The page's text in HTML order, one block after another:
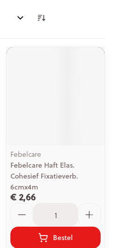
Febelcare
Febelcare Haft Elas.
Cohesief Fixatieverb.
6cmx4m
€ 2,66
Bestel